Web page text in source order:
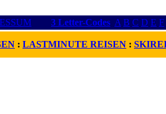
3 Letter-Codes A B C D E F
: LASTMINUTE REISEN :